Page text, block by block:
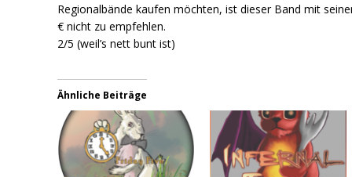
Regionalbände kaufen möchten, ist dieser Band mit
€ nicht zu empfehlen.
2/5 (weil’s nett bunt ist)
Ähnliche Beiträge